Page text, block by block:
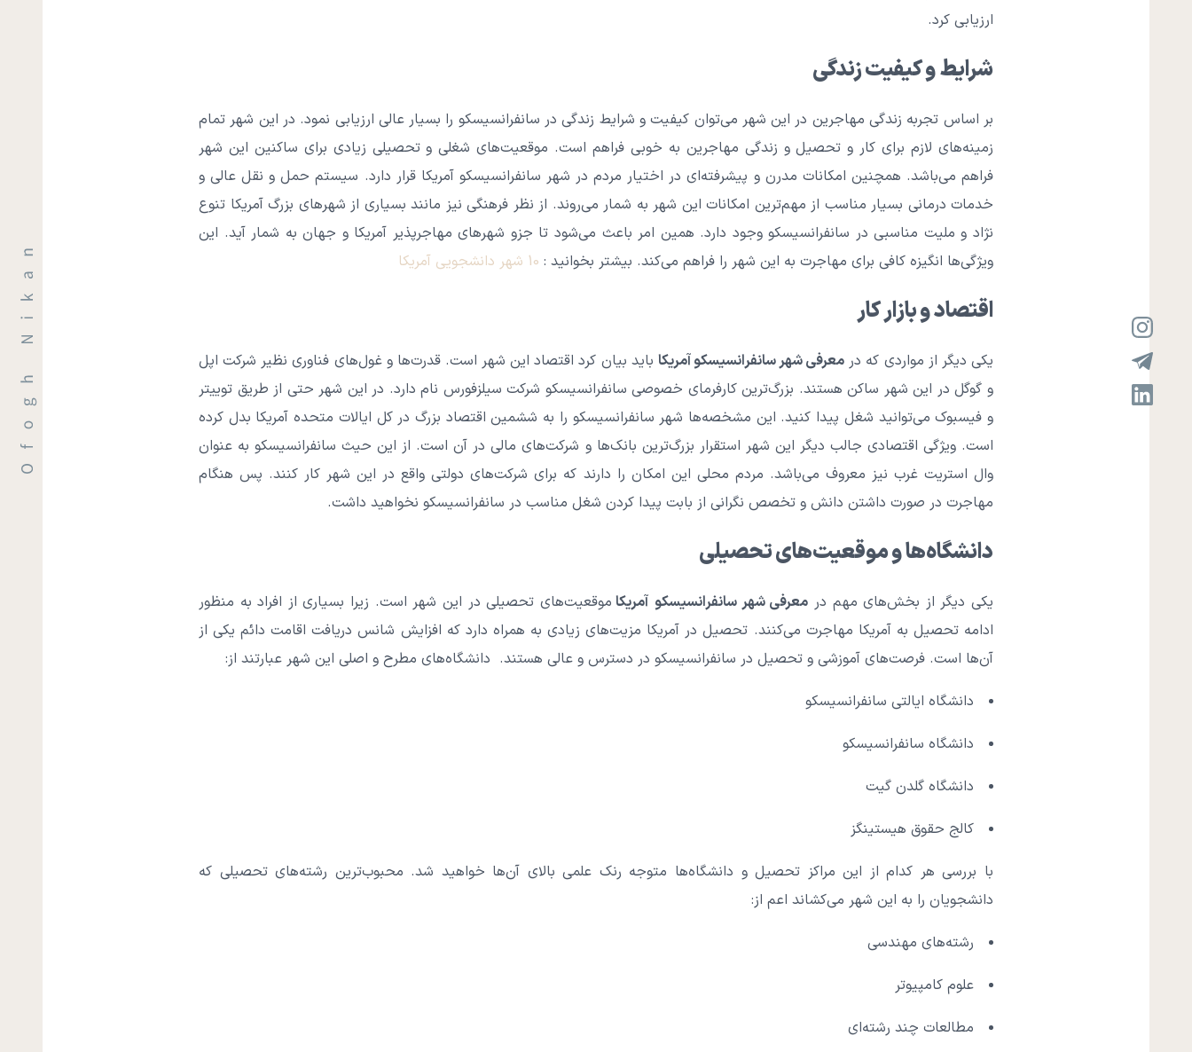
ارزیابی کرد.
شرایط و کیفیت زندگی
بر اساس تجربه زندگی مهاجرین در این شهر می‌توان کیفیت و شرایط زندگی در سانفرانسیسکو را بسیار عالی ارزیابی نمود. در این شهر تمام
زمینه‌های لازم برای کار و تحصیل و زندگی مهاجرین به خوبی فراهم است. موقعیت‌های شغلی و تحصیلی زیادی برای ساکنین این شهر
فراهم می‌باشد. همچنین امکانات مدرن و پیشرفته‌ای در اختیار مردم در شهر سانفرانسیسکو آمریکا قرار دارد. سیستم حمل و نقل عالی و
خدمات درمانی بسیار مناسب از مهم‌ترین امکانات این شهر به شمار می‌روند. از نظر فرهنگی نیز مانند بسیاری از شهرهای بزرگ آمریکا تنوع
نژاد و ملیت مناسبی در سانفرانسیسکو وجود دارد. همین امر باعث می‌شود تا جزو شهرهای مهاجرپذیر آمریکا و جهان به شمار آید. این
ویژگی‌ها انگیزه کافی برای مهاجرت به این شهر را فراهم می‌کند. بیشتر بخوانید : 10 شهر دانشجویی آمریکا
اقتصاد و بازار کار
یکی دیگر از مواردی که در معرفی شهر سانفرانسیسکو آمریکا باید بیان کرد اقتصاد این شهر است. قدرت‌ها و غول‌های فناوری نظیر شرکت اپل
و گوگل در این شهر ساکن هستند. بزرگ‌ترین کارفرمای خصوصی سانفرانسیسکو شرکت سیلزفورس نام دارد. در این شهر حتی از طریق توییتر
و فیسبوک می‌توانید شغل پیدا کنید. این مشخصه‌ها شهر سانفرانسیسکو را به ششمین اقتصاد بزرگ در کل ایالات متحده آمریکا بدل کرده
است. ویژگی اقتصادی جالب دیگر این شهر استقرار بزرگ‌ترین بانک‌ها و شرکت‌های مالی در آن است. از این حیث سانفرانسیسکو به عنوان
وال استریت غرب نیز معروف می‌باشد. مردم محلی این امکان را دارند که برای شرکت‌های دولتی واقع در این شهر کار کنند. پس هنگام
مهاجرت در صورت داشتن دانش و تخصص نگرانی از بابت پیدا کردن شغل مناسب در سانفرانسیسکو نخواهید داشت.
دانشگاه‌ها و موقعیت‌های تحصیلی
یکی دیگر از بخش‌های مهم در معرفی شهر سانفرانسیسکو آمریکا موقعیت‌های تحصیلی در این شهر است. زیرا بسیاری از افراد به منظور
ادامه تحصیل به آمریکا مهاجرت می‌کنند. تحصیل در آمریکا مزیت‌های زیادی به همراه دارد که افزایش شانس دریافت اقامت دائم یکی از
آن‌ها است. فرصت‌های آموزشی و تحصیل در سانفرانسیسکو در دسترس و عالی هستند. دانشگاه‌های مطرح و اصلی این شهر عبارتند از:
دانشگاه ایالتی سانفرانسیسکو
دانشگاه سانفرانسیسکو
دانشگاه گلدن گیت
کالج حقوق هیستینگز
با بررسی هر کدام از این مراکز تحصیل و دانشگاه‌ها متوجه رنک علمی بالای آن‌ها خواهید شد. محبوب‌ترین رشته‌های تحصیلی که
دانشجویان را به این شهر می‌کشاند اعم از:
رشته‌های مهندسی
علوم کامپیوتر
مطالعات چند رشته‌ای